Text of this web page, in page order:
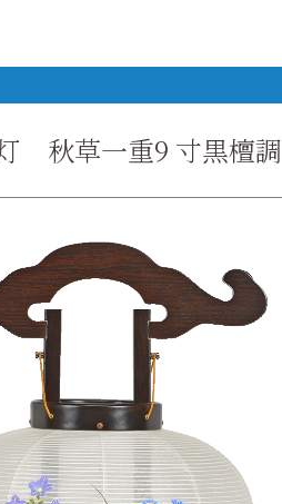
秋草一重9 寸黒檀調